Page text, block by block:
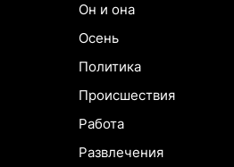
Он и она
Осень
Политика
Происшествия
Работа
Развлечения